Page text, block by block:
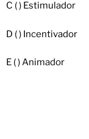
C ( ) Estimulador
D ( ) Incentivador
E ( ) Animador